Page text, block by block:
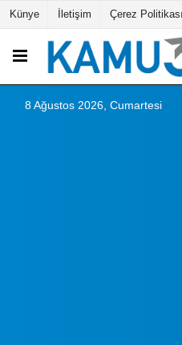
Künye İletişim Çerez Politikası
8 Ağustos 2026, Cumartesi